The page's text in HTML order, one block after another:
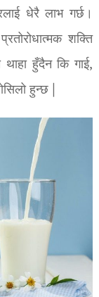
धेरै लाभ गर्छ।
शक्ति
हुँदैन कि गाई,
हुन्छ |